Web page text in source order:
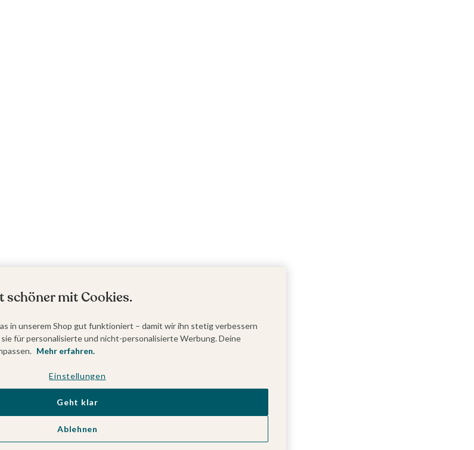
schöner mit Cookies.
in unserem Shop gut funktioniert – damit wir ihn stetig verbessern
für personalisierte und nicht-personalisierte Werbung. Deine
Mehr erfahren.
Einstellungen
Ablehnen
Geht klar